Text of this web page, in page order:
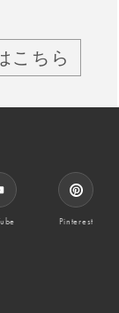
こちら
Pinterest